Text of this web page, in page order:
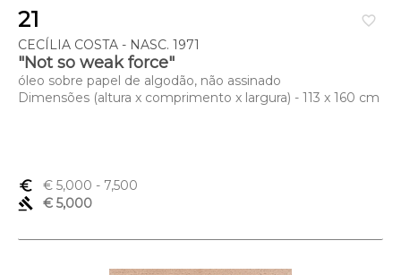
favorite_border
21
CECÍLIA COSTA - NASC. 1971
"Not so weak force"
óleo sobre papel de algodão, não assinado
Dimensões (altura x comprimento x largura) - 113 x 160 cm
euro_symbol € 5,000 - 7,500
gavel
€ 5,000